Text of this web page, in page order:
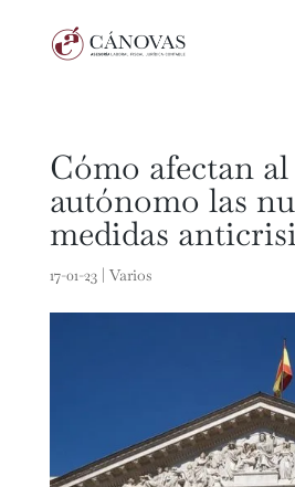
Cómo afectan al
autónomo las
medidas
17-01-23| Varios